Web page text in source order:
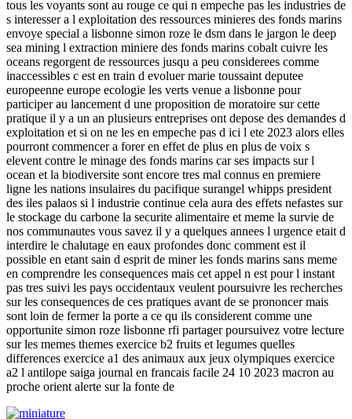
tous les voyants sont au rouge ce qui n empeche pas les industries de
s interesser a l exploitation des ressources minieres des fonds marins
envoye special a lisbonne simon roze le dsm dans le jargon le deep
sea mining l extraction miniere des fonds marins cobalt cuivre les
oceans regorgent de ressources jusqu a peu considerees comme
inaccessibles c est en train d evoluer marie toussaint deputee
europeenne europe ecologie les verts venue a lisbonne pour
participer au lancement d une proposition de moratoire sur cette
pratique il y a un an plusieurs entreprises ont depose des demandes d
exploitation et si on ne les en empeche pas d ici l ete 2023 alors elles
pourront commencer a forer en effet de plus en plus de voix s
elevent contre le minage des fonds marins car ses impacts sur l
ocean et la biodiversite sont encore tres mal connus en premiere
ligne les nations insulaires du pacifique surangel whipps president
des iles palaos si l industrie continue cela aura des effets nefastes sur
le stockage du carbone la securite alimentaire et meme la survie de
nos communautes vous savez il y a quelques annees l urgence etait d
interdire le chalutage en eaux profondes donc comment est il
possible en etant sain d esprit de miner les fonds marins sans meme
en comprendre les consequences mais cet appel n est pour l instant
pas tres suivi les pays occidentaux veulent poursuivre les recherches
sur les consequences de ces pratiques avant de se prononcer mais
sont loin de fermer la porte a ce qu ils considerent comme une
opportunite simon roze lisbonne rfi partager poursuivez votre lecture
sur les memes themes exercice b2 fruits et legumes quelles
differences exercice a1 des animaux aux jeux olympiques exercice
a2 l antilope saiga journal en francais facile 24 10 2023 macron au
proche orient alerte sur la fonte de